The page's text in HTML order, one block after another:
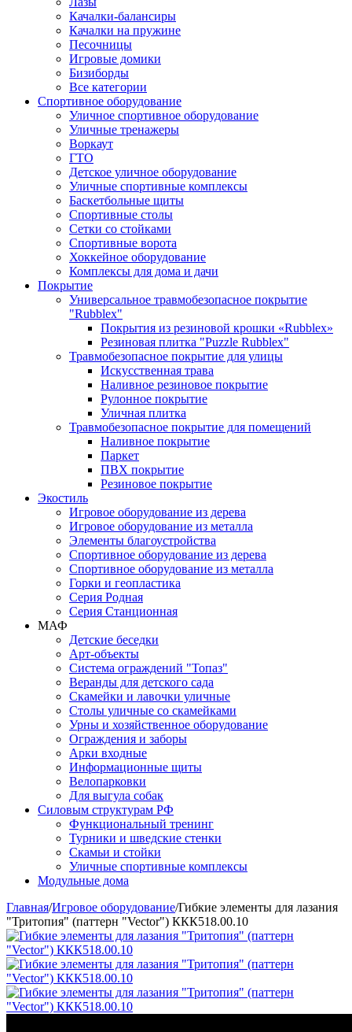
Качалки-балансиры
Качалки на пружине
Песочницы
Игровые домики
Бизиборды
Все категории
Спортивное оборудование
Уличное спортивное оборудование
Уличные тренажеры
Воркаут
ГТО
Детское уличное оборудование
Уличные спортивные комплексы
Баскетбольные щиты
Спортивные столы
Сетки со стойками
Спортивные ворота
Хоккейное оборудование
Комплексы для дома и дачи
Покрытие
Универсальное травмобезопасное покрытие
"Rubblex"
Покрытия из резиновой крошки «Rubblex»
Резиновая плитка "Puzzle Rubblex"
Травмобезопасное покрытие для улицы
Искусственная трава
Наливное резиновое покрытие
Рулонное покрытие
Уличная плитка
Травмобезопасное покрытие для помещений
Наливное покрытие
Паркет
ПВХ покрытие
Резиновое покрытие
Экостиль
Игровое оборудование из дерева
Игровое оборудование из металла
Элементы благоустройства
Спортивное оборудование из дерева
Спортивное оборудование из металла
Горки и геопластика
Серия Родная
Серия Станционная
МАФ
Детские беседки
Арт-объекты
Система ограждений "Топаз"
Веранды для детского сада
Скамейки и лавочки уличные
Столы уличные со скамейками
Урны и хозяйственное оборудование
Ограждения и заборы
Арки входные
Информационные щиты
Велопарковки
Для выгула собак
Силовым структурам РФ
Функциональный тренинг
Турники и шведские стенки
Скамьи и стойки
Уличные спортивные комплексы
Модульные дома
Главная/Игровое оборудование/Гибкие элементы для лазания
"Тритопия" (паттерн "Vector") ККК518.00.10